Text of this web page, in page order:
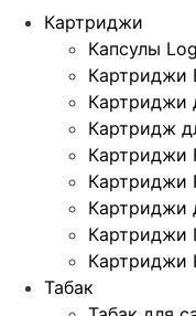
Картриджи
Капсулы
Картриджи
Картриджи
Картридж
Картриджи
Картриджи
Картриджи
Картриджи
Картриджи
Табак